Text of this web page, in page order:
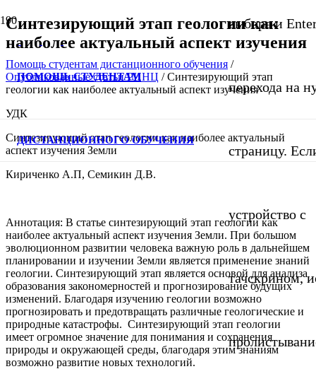
ПОМОЩЬ СТУДЕНТАМ
ДИСТАНЦИОННОГО ОБУЧЕНИЯ
выбора и
перехода на
страницу.
устройство с
тачскрином,
Синтезирующий этап геологии как
наиболее актуальный аспект изучения
Помощь студентам дистанционного обучения /
Опубликованные статьи РИНЦ /Синтезирующий этап
геологии как наиболее актуальный аспект изучения
УДК
Синтезирующий этап геологии как наиболее актуальный
аспект изучения Земли
Кириченко А.П, Семикин Д.В.
Аннотация: В статье синтезирующий этап геологии как
наиболее актуальный аспект изучения Земли. При большом
эволюционном развитии человека важную роль в дальнейшем
планировании и изучении Земли является применение знаний
геологии. Синтезирующий этап является основой для анализа
образования закономерностей и прогнозирование будущих
изменений. Благодаря изучению геологии возможно
прогнозировать и предотвращать различные геологические и
природные катастрофы. Синтезирующий этап геологии
имеет огромное значение для понимания и сохранения
природы и окружающей среды, благодаря этим знаниям
возможно развитие новых технологий.